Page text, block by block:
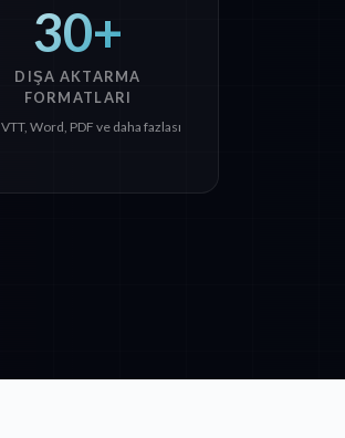
30+
DIŞA AKTARMA
FORMATLARI
VTT, Word, PDF ve daha fazlası